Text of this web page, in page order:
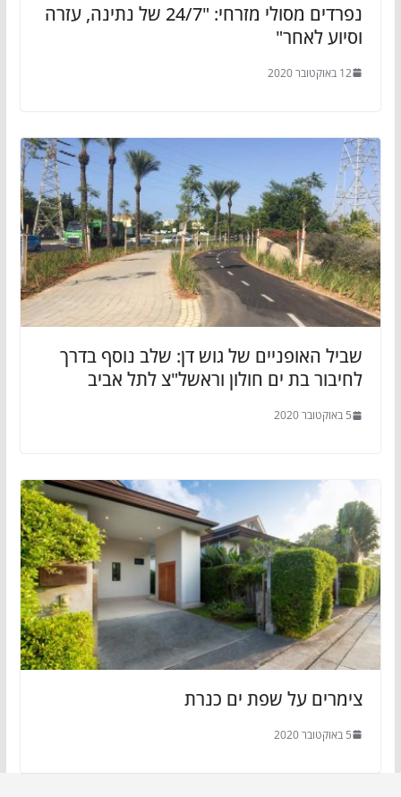
נפרדים מסולי מזרחי: "24/7 של נתינה, עזרה
וסיוע לאחר"
12 באוקטובר 2020
שביל האופניים של גוש דן: שלב נוסף בדרך
לחיבור בת ים חולון וראשל"צ לתל אביב
5 באוקטובר 2020
צימרים על שפת ים כנרת
5 באוקטובר 2020